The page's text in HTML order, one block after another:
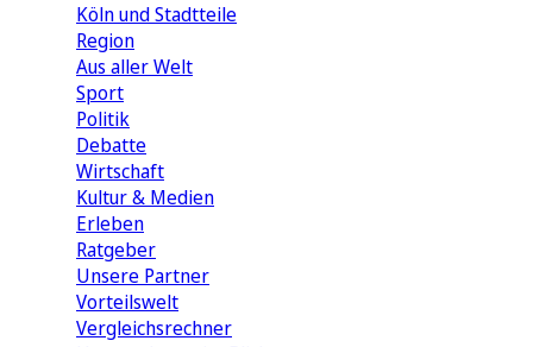
Köln und Stadtteile
Region
Aus aller Welt
Sport
Politik
Debatte
Wirtschaft
Kultur & Medien
Erleben
Ratgeber
Unsere Partner
Vorteilswelt
Vergleichsrechner